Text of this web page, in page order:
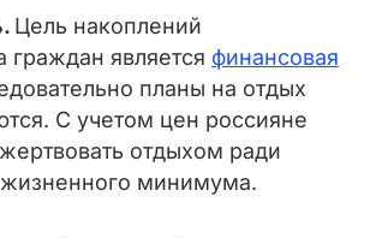
Цель накоплений
граждан является финансовая
планы на отдых
С учетом цен россияне
отдыхом ради
минимума.